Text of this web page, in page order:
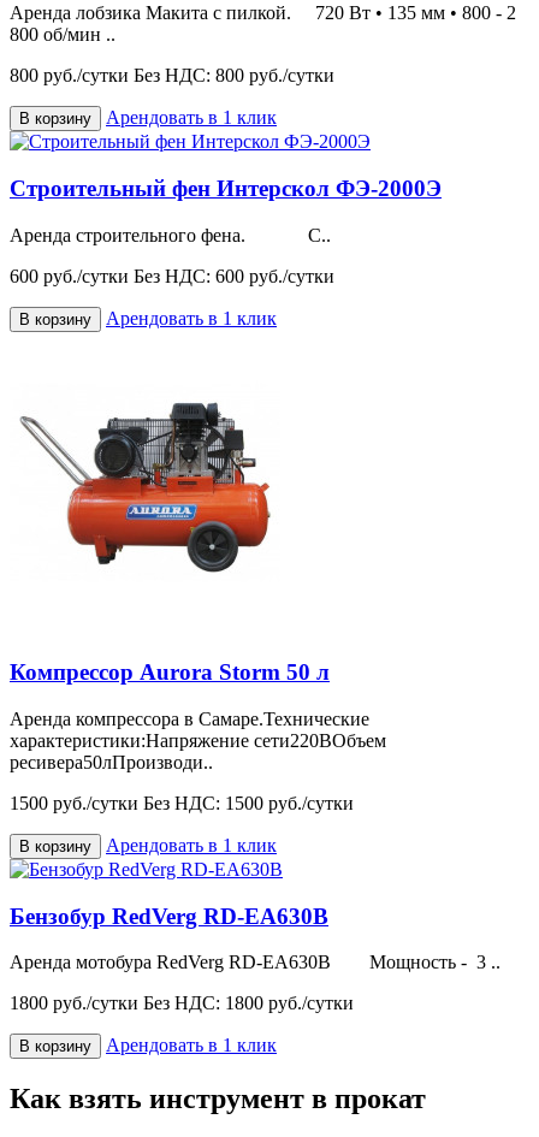
Аренда лобзика Макита с пилкой. 720 Вт • 135 мм • 800 - 2
800 об/мин ..
800 руб./сутки Без НДС: 800 руб./сутки
В корзину Арендовать в 1 клик
Строительный фен Интерскол ФЭ-2000Э
Аренда строительного фена. С..
600 руб./сутки Без НДС: 600 руб./сутки
В корзину Арендовать в 1 клик
Компрессор Aurora Storm 50 л
Аренда компрессора в Самаре.Технические
характеристики:Напряжение сети220ВОбъем
ресивера50лПроизводи..
1500 руб./сутки Без НДС: 1500 руб./сутки
В корзину Арендовать в 1 клик
Бензобур RedVerg RD-EA630B
Аренда мотобура RedVerg RD-EA630B Мощность - 3 ..
1800 руб./сутки Без НДС: 1800 руб./сутки
В корзину Арендовать в 1 клик
Как взять инструмент в прокат